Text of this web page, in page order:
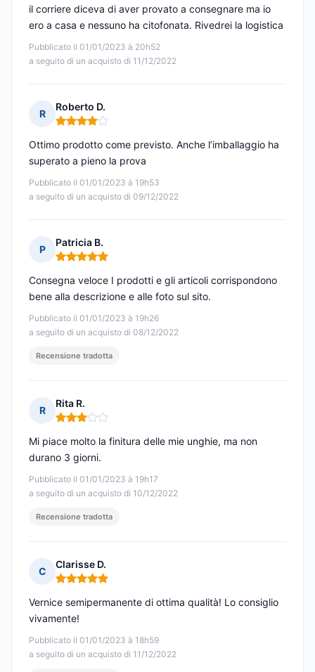
Pubblicato il 01/01/2023 à 20h52
a seguito di un acquisto di 11/12/2022
il corriere diceva di aver provato a consegnare ma io
ero a casa e nessuno ha citofonata. Rivedrei la logistica
R
Roberto D.
Nota: 4 su 5
Pubblicato il 01/01/2023 à 19h53
a seguito di un acquisto di 09/12/2022
Ottimo prodotto come previsto. Anche l’imballaggio ha
superato a pieno la prova
P
Patricia B.
Nota: 5 su 5
Pubblicato il 01/01/2023 à 19h26
a seguito di un acquisto di 08/12/2022
Consegna veloce I prodotti e gli articoli corrispondono
bene alla descrizione e alle foto sul sito.
Recensione tradotta
R
Rita R.
Nota: 3 su 5
Pubblicato il 01/01/2023 à 19h17
a seguito di un acquisto di 10/12/2022
Mi piace molto la finitura delle mie unghie, ma non
durano 3 giorni.
Recensione tradotta
C
Clarisse D.
Nota: 5 su 5
Pubblicato il 01/01/2023 à 18h59
a seguito di un acquisto di 11/12/2022
Vernice semipermanente di ottima qualità! Lo consiglio
vivamente!